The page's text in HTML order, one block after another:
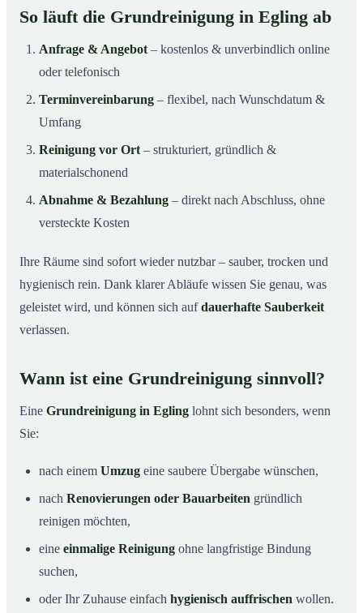
So läuft die Grundreinigung in Egling ab
Anfrage & Angebot – kostenlos & unverbindlich online
oder telefonisch
Terminvereinbarung – flexibel, nach Wunschdatum &
Umfang
Reinigung vor Ort – strukturiert, gründlich &
materialschonend
Abnahme & Bezahlung – direkt nach Abschluss, ohne
versteckte Kosten
Ihre Räume sind sofort wieder nutzbar – sauber, trocken und
hygienisch rein. Dank klarer Abläufe wissen Sie genau, was
geleistet wird, und können sich aufdauerhafte Sauberkeit
verlassen.
Wann ist eine Grundreinigung sinnvoll?
Eine Grundreinigung in Egling lohnt sich besonders, wenn
Sie:
nach einem Umzug eine saubere Übergabe wünschen,
nach Renovierungen oder Bauarbeiten gründlich
reinigen möchten,
eine einmalige Reinigung ohne langfristige Bindung
suchen,
oder Ihr Zuhause einfach hygienisch auffrischen wollen.